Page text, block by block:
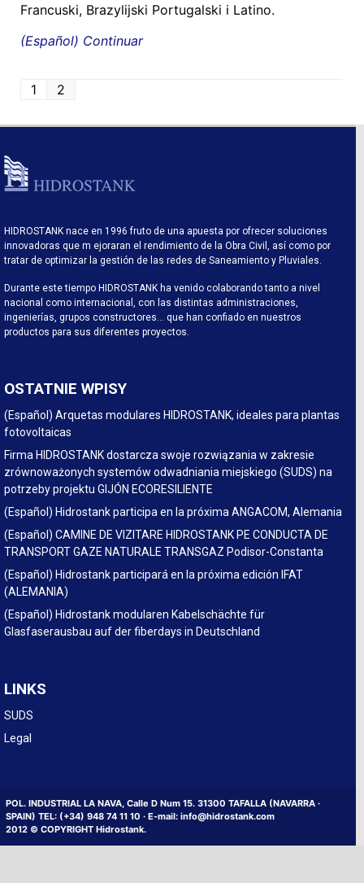
Francuski, Brazylijski Portugalski i Latino.
(Español) Continuar
1 2
HIDROSTANK nace en 1996 fruto de una apuesta por ofrecer soluciones
innovadoras que m ejoraran el rendimiento de la Obra Civil, así como por
tratar de optimizar la gestión de las redes de Saneamiento y Pluviales.
Durante este tiempo HIDROSTANK ha venido colaborando tanto a nivel
nacional como internacional, con las distintas administraciones,
ingenierías, grupos constructores… que han confiado en nuestros
productos para sus diferentes proyectos.
OSTATNIE WPISY
(Español) Arquetas modulares HIDROSTANK, ideales para plantas
fotovoltaicas
Firma HIDROSTANK dostarcza swoje rozwiązania w zakresie
zrównoważonych systemów odwadniania miejskiego (SUDS) na
potrzeby projektu GIJÓN ECORESILIENTE
(Español) Hidrostank participa en la próxima ANGACOM, Alemania
(Español) CAMINE DE VIZITARE HIDROSTANK PE CONDUCTA DE
TRANSPORT GAZE NATURALE TRANSGAZ Podisor-Constanta
(Español) Hidrostank participará en la próxima edición IFAT
(ALEMANIA)
(Español) Hidrostank modularen Kabelschächte für
Glasfaserausbau auf der fiberdays in Deutschland
LINKS
SUDS
Legal
POL. INDUSTRIAL LA NAVA, Calle D Num 15. 31300 TAFALLA (NAVARRA ·
SPAIN) TEL: (+34) 948 74 11 10 · E-mail: info@hidrostank.com
2012 © COPYRIGHT Hidrostank.